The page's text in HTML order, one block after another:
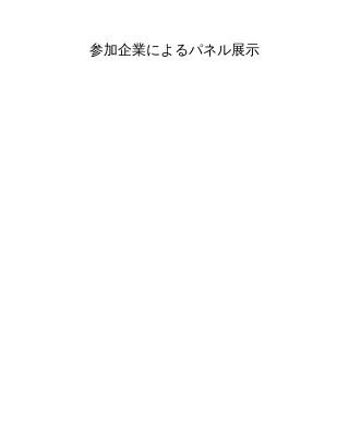
参加企業によるパネル展示